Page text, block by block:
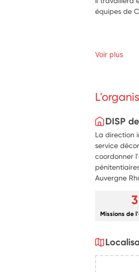
équipes de
Voir plus
DISP
La direction
service
coordonner
Auvergne
3
Missions de